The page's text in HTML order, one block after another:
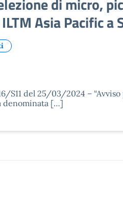
Asia Pacific a
del 25/03/2024 –
denominata […]